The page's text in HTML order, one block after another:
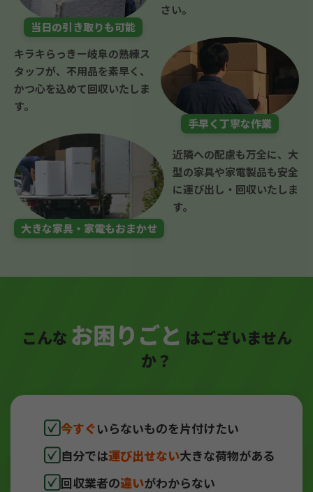
当日の引き取りも可能
さい。
手早く丁寧な作業
キラキらっきー岐阜の熟練ス
タッフが、不用品を素早く、
かつ心を込めて回収いたしま
す。
大きな家具・家電もおまかせ
近隣への配慮も万全に、大
型の家具や家電製品も安全
に運び出し・回収いたしま
す。
こんな お困りごと はございません
か？
今すぐいらないものを片付けたい
自分では運び出せない大きな荷物がある
回収業者の違いがわからない